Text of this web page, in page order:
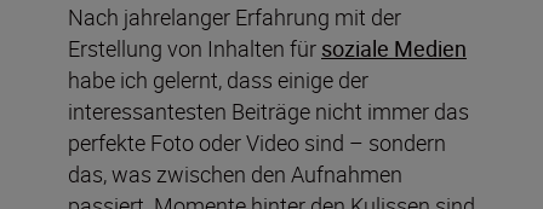
Nach jahrelanger Erfahrung mit der
Erstellung von Inhalten für soziale Medien
habe ich gelernt, dass einige der
interessantesten Beiträge nicht immer das
perfekte Foto oder Video sind – sondern
das, was zwischen den Aufnahmen